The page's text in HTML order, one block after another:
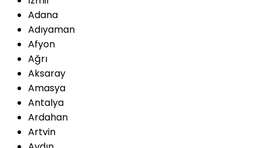
Adana
Adıyaman
Afyon
Ağrı
Aksaray
Amasya
Antalya
Ardahan
Artvin